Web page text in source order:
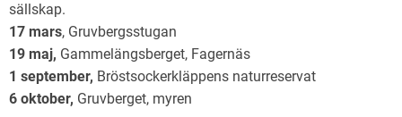
sällskap.
17 mars, Gruvbergsstugan
19 maj, Gammelängsberget, Fagernäs
1 september, Bröstsockerkläppens naturreservat
6 oktober, Gruvberget, myren